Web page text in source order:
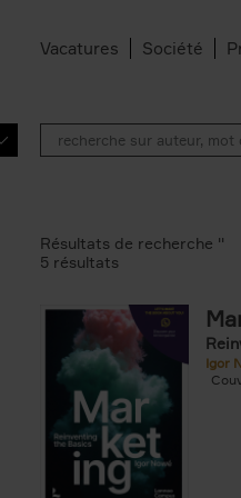
Vacatures Société
filter
De Feyter filter
Van Belleghem filter
Résultats de recherche ''
5 résultats
Igor